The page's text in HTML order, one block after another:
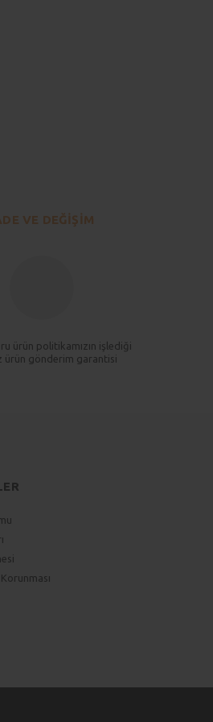
VE DEĞİŞİM
ürün politikamızın işlediği
ürün gönderim garantisi